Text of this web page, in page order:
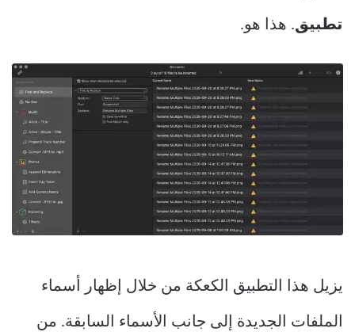
تطبيق. هذا هو.
يزيل هذا التطبيق الكعكة من خلال إظهار أسماء
الملفات الجديدة إلى جانب الأسماء السابقة. من